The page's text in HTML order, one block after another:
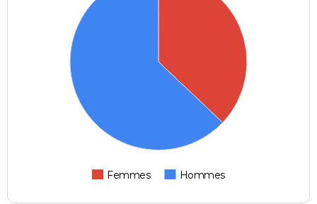
Femmes Hommes